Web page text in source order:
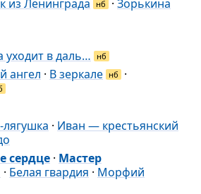
из Ленинграда нб · Зорькина
уходит в даль… нб
ангел · В зеркале нб
·
· Иван — крестьянский
сердце · Мастер
· Белая гвардия · Морфий